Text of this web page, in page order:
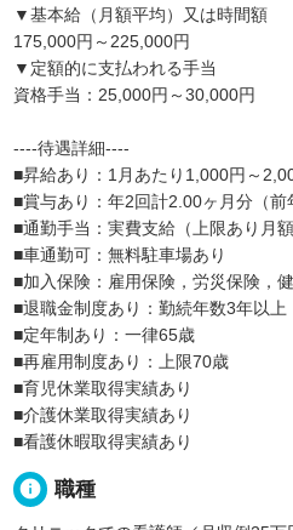
▼基本給（月額平均）又は時間額
175,000円～225,000円
▼定額的に支払われる手当
資格手当：25,000円～30,000円
----待遇詳細----
■昇給あり：1月あたり1,000円～
■賞与あり：年2回計2.00ヶ月分（前
■通勤手当：実費支給（上限あり月額
■車通勤可：無料駐車場あり
■加入保険：雇用保険，労災保険，
■退職金制度あり：勤続年数3年以上
■定年制あり：一律65歳
■再雇用制度あり：上限70歳
■育児休業取得実績あり
■介護休業取得実績あり
■看護休暇取得実績あり
info 職種